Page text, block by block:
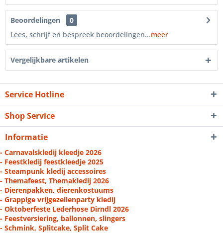
Beoordelingen
0
Lees, schrijf en bespreek beoordelingen...meer
Vergelijkbare artikelen
Service Hotline
Shop Service
Informatie
- Carnavalskledij kleedje 2026
- Feestkledij feestkleedje 2025
- Steampunk kledij accessoires
- Themafeest, Themakledij 2026
- Dierenpakken, dierenkostuums
- Grappige vrijgezellenparty kledij
- Oktoberfeste Lederhose Dirndl 2026
- Feestversiering, ballonnen, slingers
- Schmink, Splitcake, Split Cake